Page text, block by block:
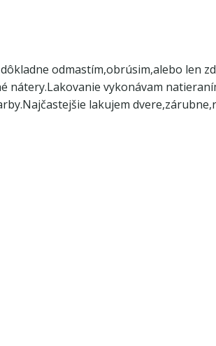
odmastím,obrúsim,alebo len
vykonávam
lakujem